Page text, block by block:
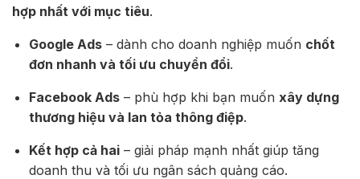
hợp nhất với mục tiêu.
Google Ads– dành cho doanh nghiệp muốn chốt
đơn nhanh và tối ưu chuyển đổi.
Facebook Ads– phù hợp khi bạn muốn xây dựng
thương hiệu và lan tỏa thông điệp.
Kết hợp cả hai– giải pháp mạnh nhất giúp tăng
doanh thu và tối ưu ngân sách quảng cáo.